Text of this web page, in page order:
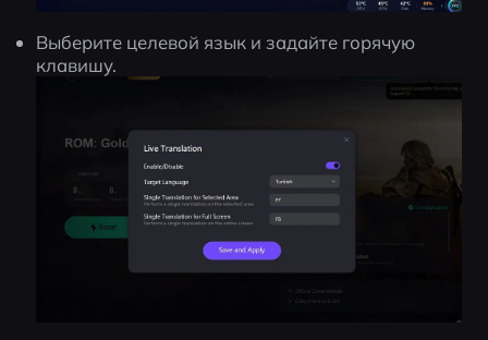
Выберите целевой язык и задайте горячую
клавишу.